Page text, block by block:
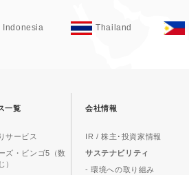
Indonesia Thailand
一覧
サービス
ズ・ビンゴ5（数
）
会社情報
IR / 株主･投資家情報
サステナビリティ
- 環境への取り組み